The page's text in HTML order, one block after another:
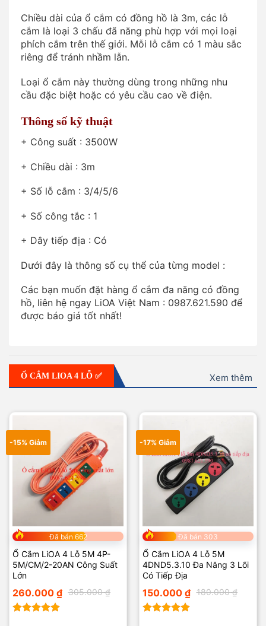
Chiều dài của ổ cắm có đồng hồ là 3m, các lỗ
cắm là loại 3 chấu đã năng phù hợp với mọi loại
phích cắm trên thế giới. Mỗi lỗ cắm có 1 màu sắc
riêng để tránh nhầm lẫn.
Loại ổ cắm này thường dùng trong những nhu
cầu đặc biệt hoặc có yêu cầu cao về điện.
Thông số kỹ thuật
+ Công suất : 3500W
+ Chiều dài : 3m
+ Số lỗ cắm : 3/4/5/6
+ Số công tắc : 1
+ Dây tiếp địa : Có
Dưới đây là thông số cụ thể của từng model :
Các bạn muốn đặt hàng ổ cắm đa năng có đồng
hồ, liên hệ ngay LiOA Việt Nam : 0987.621.590 để
được báo giá tốt nhất!
Ổ CẮM LIOA 4 LỖ ✅ Xem thêm
-15% Giảm
Đã bán 662
Ổ Cắm LiOA 4 Lỗ 5M 4P-
5M/CM/2-20AN Công Suất
Lớn
305.000₫
Giá
gốc
là:
305.000 ₫.
260.000 ₫
Giá
hiện
tại
là:
-17% Giảm
Đã bán 303
Ổ Cắm LiOA 4 Lỗ 5M
4DND5.3.10 Đa Năng 3 Lõi
Có Tiếp Địa
180.000₫
Giá
gốc
là:
180.000 ₫.
150.000 ₫
Giá
hiện
tại
là: